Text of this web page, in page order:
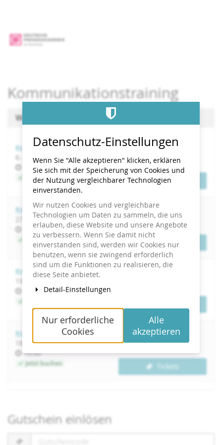
springen
Kommunikationstraining
Wählen Sie einen Termin aus
Kommunikationstraining
6.
bis
7. November 2026
Uhrzeit
10:00
Jetzt buchen Tickets
Kommunikationstraining
bis
28. November 2026
Uhrzeit
10:00
Jetzt buchen Tickets
Kommunikationstraining
19.
Uhrzeit
10:00
Kommunikationstraining
18.
bis
19. Juni 2027
Uhrzeit
10:00
Jetzt buchen Tickets
Gutschein einlösen
Gutscheincode
Datenschutz-Einstellungen
Wenn Sie "Alle akzeptieren" klicken, erklären
Sie sich mit der Speicherung von Cookies und
der Nutzung vergleichbarer Technologien
einverstanden.
Wir nutzen Cookies und vergleichbare
Technologien um Daten zu sammeln, die uns
erlauben, diese Website und unsere Angebote
zu verbessern. Wenn Sie damit nicht
einverstanden sind, werden wir Cookies nur
benutzen, wenn sie zwingend erforderlich
sind um die Funktionen zu realisieren, die
diese Seite anbietet.
Detail-Einstellungen
Nur erforderliche
Cookies
Alle
akzeptieren